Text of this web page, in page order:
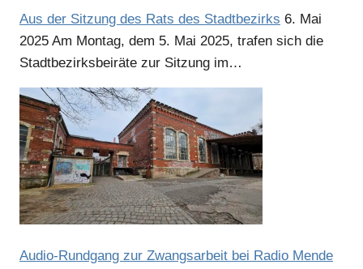
Anzeige
Anzeige
Aus der Sitzung des Rats des Stadtbezirks 6. Mai
2025 Am Montag, dem 5. Mai 2025, trafen sich die
Stadtbezirksbeiräte zur Sitzung im…
Audio-Rundgang zur Zwangsarbeit bei Radio Mende